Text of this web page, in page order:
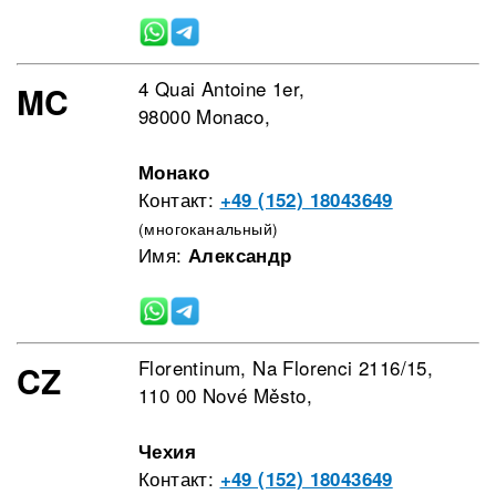
MC
4 Quai Antoine 1er,
98000 Monaco,
Монако
Контакт: +49 (152) 18043649
(многоканальный)
Имя: Александр
CZ
Florentinum, Na Florenci 2116/15,
110 00 Nové Město,
Чехия
Контакт: +49 (152) 18043649